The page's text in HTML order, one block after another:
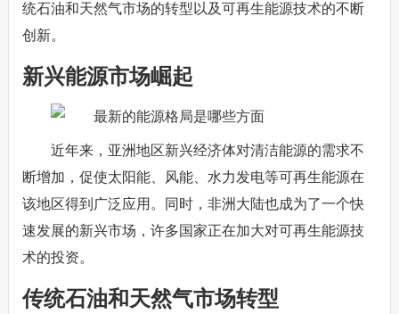
统石油和天然气市场的转型以及可再生能源技术的不断
创新。
新兴能源市场崛起
近年来，亚洲地区新兴经济体对清洁能源的需求不
断增加，促使太阳能、风能、水力发电等可再生能源在
该地区得到广泛应用。同时，非洲大陆也成为了一个快
速发展的新兴市场，许多国家正在加大对可再生能源技
术的投资。
传统石油和天然气市场转型